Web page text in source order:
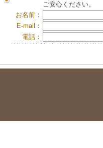
ご安心ください。
お名前：
E-mail：
電話：